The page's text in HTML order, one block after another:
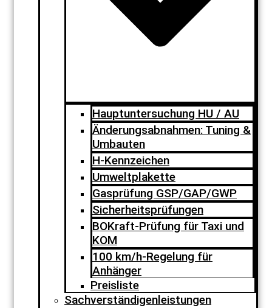
Hauptuntersuchung HU / AU
Änderungsabnahmen: Tuning &
Umbauten
H-Kennzeichen
Umweltplakette
Gasprüfung GSP/GAP/GWP
Sicherheitsprüfungen
BOKraft-Prüfung für Taxi und
KOM
100 km/h-Regelung für
Anhänger
Preisliste
Sachverständigenleistungen